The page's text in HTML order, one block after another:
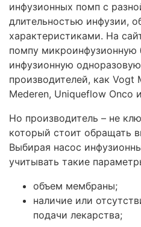
инфузионных помп с
длительностью инфузии,
характеристиками. На
помпу микроинфузионную
инфузионную
производителей, как Vogt
Mederen, Uniqueflow Onco
Но производитель – не
который стоит обращать
Выбирая насос
учитывать такие
объем мембраны;
наличие или
подачи лекарства;